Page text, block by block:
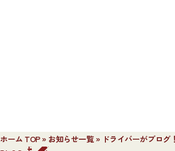
ホーム TOP» お知らせ一覧» ドライバーがブログ